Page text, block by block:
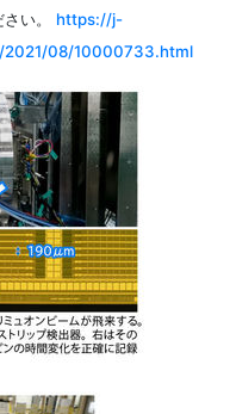
い。 https://j-
08/10000733.html